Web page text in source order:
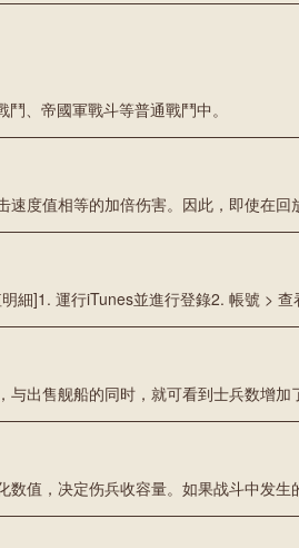
、帝國軍戰斗等普通戰鬥中。
度值相等的加倍伤害。因此，即使在